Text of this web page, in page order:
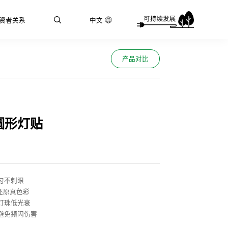
者关系 中文
产品对比
形灯贴
不刺眼
原真色彩
珠低光衰
免频闪伤害